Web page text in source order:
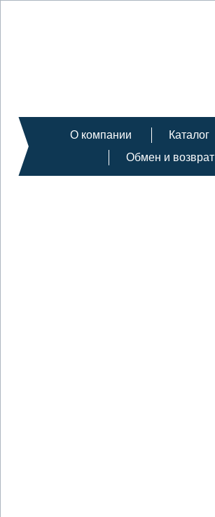
О компании Каталог
Обмен и возврат